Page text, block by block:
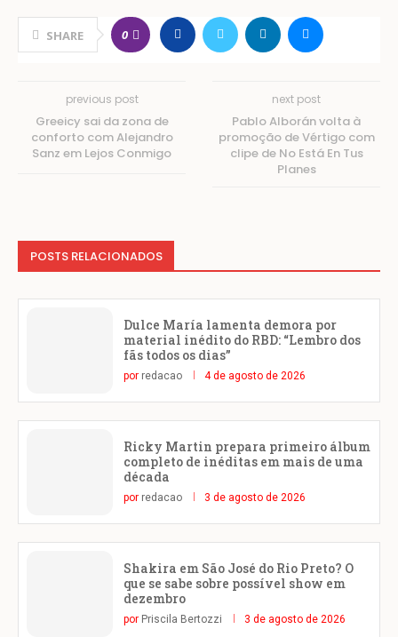
SHARE 0
previous post
Greeicy sai da zona de
conforto com Alejandro
Sanz em Lejos Conmigo
next post
Pablo Alborán volta à
promoção de Vértigo com
clipe de No Está En Tus
Planes
POSTS RELACIONADOS
Dulce María lamenta demora por
material inédito do RBD: “Lembro dos
fãs todos os dias”
por redacao 4 de agosto de 2026
Ricky Martin prepara primeiro álbum
completo de inéditas em mais de uma
década
por redacao 3 de agosto de 2026
Shakira em São José do Rio Preto? O
que se sabe sobre possível show em
dezembro
por Priscila Bertozzi 3 de agosto de 2026